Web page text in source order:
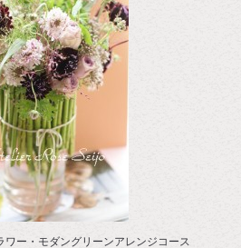
ワー・モダングリーンアレンジコース